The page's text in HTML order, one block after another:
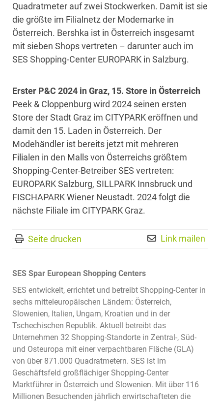
Quadratmeter auf zwei Stockwerken. Damit ist sie
die größte im Filialnetz der Modemarke in
Österreich. Bershka ist in Österreich insgesamt
mit sieben Shops vertreten – darunter auch im
SES Shopping-Center EUROPARK in Salzburg.
Erster P&C 2024 in Graz, 15. Store in Österreich
Peek & Cloppenburg wird 2024 seinen ersten
Store der Stadt Graz im CITYPARK eröffnen und
damit den 15. Laden in Österreich. Der
Modehändler ist bereits jetzt mit mehreren
Filialen in den Malls von Österreichs größtem
Shopping-Center-Betreiber SES vertreten:
EUROPARK Salzburg, SILLPARK Innsbruck und
FISCHAPARK Wiener Neustadt. 2024 folgt die
nächste Filiale im CITYPARK Graz.
Seite drucken Link mailen
SES Spar European Shopping Centers
SES entwickelt, errichtet und betreibt Shopping-Center in
sechs mitteleuropäischen Ländern: Österreich,
Slowenien, Italien, Ungarn, Kroatien und in der
Tschechischen Republik. Aktuell betreibt das
Unternehmen 32 Shopping-Standorte in Zentral-, Süd-
und Osteuropa mit einer verpachtbaren Fläche (GLA)
von über 871.000 Quadratmetern. SES ist im
Geschäftsfeld großflächiger Shopping-Center
Marktführer in Österreich und Slowenien. Mit über 116
Millionen Besuchenden jährlich erwirtschafteten die